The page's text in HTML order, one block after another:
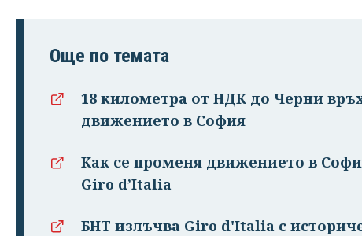
Още по темата
18 километра от НДК до Черни
движението в София
Как се променя движението в
Giro d’Italia
БНТ излъчва Giro d'Italia с